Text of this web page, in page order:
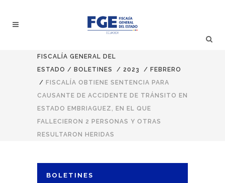
FISCALÍA GENERAL DEL
ESTADO / BOLETINES / 2023 / FEBRERO
/ FISCALÍA OBTIENE SENTENCIA PARA
CAUSANTE DE ACCIDENTE DE TRÁNSITO EN
ESTADO EMBRIAGUEZ, EN EL QUE
FALLECIERON 2 PERSONAS Y OTRAS
RESULTARON HERIDAS
BOLETINES